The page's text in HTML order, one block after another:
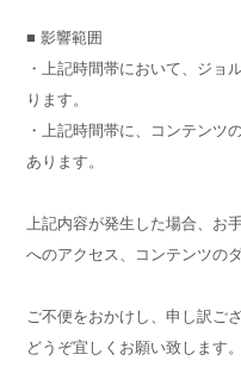
■ 影響範囲
・上記時間帯において、ジョ
ります。
・上記時間帯に、コンテンツ
あります。
上記内容が発生した場合、お
へのアクセス、コンテンツの
ご不便をおかけし、申し訳ご
どうぞ宜しくお願い致します。